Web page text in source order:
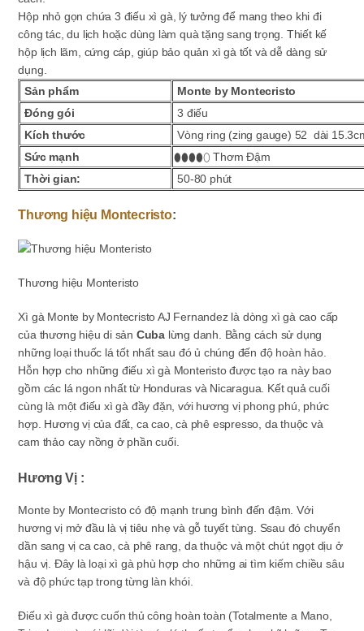
Hộp nhỏ gọn chứa 3 điếu xì gà, lý tưởng để mang theo khi đi
công tác, du lịch hoặc dùng làm quà tặng sang trọng. Thiết kế
hộp lịch lãm, cứng cáp, giúp bảo quản xì gà tốt và dễ dàng sử
dụng.
Sản phẩm
Monte by Montecristo
Đóng gói
3 điếu
Kích thước
Vòng ring (zing gauge) 52 dài
Sức mạnh
⬮⬮⬮⬮⬯Thơm Đậm
Thời gian:
50-80 phút
Thương hiệu Montecristo:
Thương hiệu Monteristo
Xì gà Monte by Montecristo AJ Fernandez là dòng xì gà cao cấp
của thương hiệu di sản Cuba lừng danh. Bằng cách sử dụng
những loại thuốc lá tốt nhất sau đó ủ chúng đến độ hoàn hảo.
Hỗn hợp cho những điếu xì gà Monteristo được tạo ra này bao
gồm các lá ngon nhất từ Honduras và Nicaragua. Kết quả cuối
cùng là một điếu xì gà đầy đặn, với hương vị phong phú, phức
hợp. Hương vị của đất, ca cao, cà phê espresso, da thuộc và
cam thảo cay nồng ở phần cuối.
Hương Vị :
Monte by Montecristo có độ mạnh trung bình đến đậm. Với
hương vị mở đầu là vị tiêu nhẹ và gỗ tuyết tùng. Ssau đó chuyển
dần sang vị ca cao, cà phê rang, da thuộc và một chút ngọt dịu ở
hậu vị. Đây là loại xì gà phù hợp cho những ai tìm kiếm chiều sâu
và độ phức tạp trong từng làn khói.
Điếu xì gà được cuốn thủ công hoàn toàn (Totalmente a Mano,